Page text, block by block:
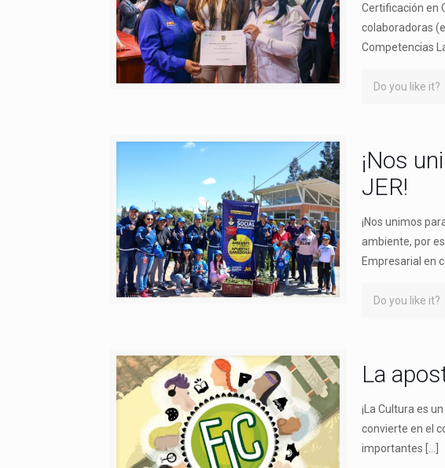
Certificación en
colaboradoras
Competencias
Do you like it?
¡Nos
JER!
¡Nos unimos
ambiente, por
Empresarial en
Do you like it?
La
¡La Cultura es
convierte en el
importantes